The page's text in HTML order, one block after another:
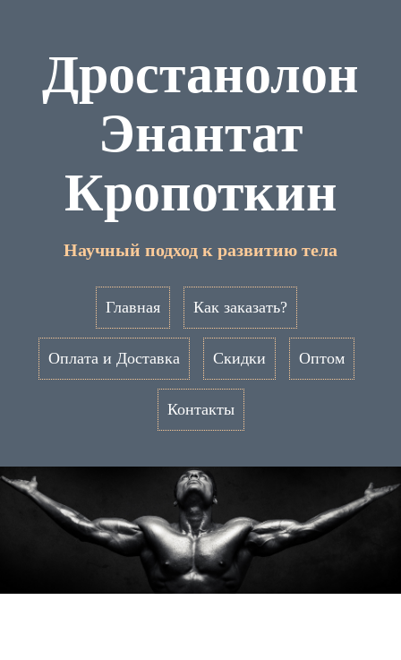
Дростанолон
Энантат
Кропоткин
Научный подход к развитию тела
Главная Как заказать?
Оплата и Доставка Скидки Оптом
Контакты